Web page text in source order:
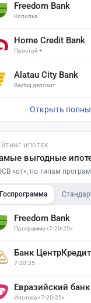
Freedom Bank
Копилка
Home Credit Bank
Простой +
Alatau City Bank
Baytaq депозит
Открыть
ИПОТЕК
выгодные
«от», по типам
Госпрограмма
Freedom Bank
Программа «7-20-25»
Банк ЦентрКредит
7-20-25
Евразийский банк
Ипотека «7-20-25»